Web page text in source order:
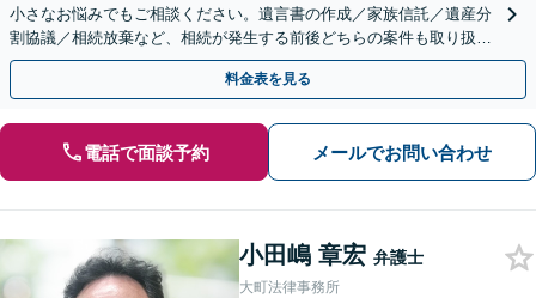
小さなお悩みでもご相談ください。遺言書の作成／家族信託／遺産分
割協議／相続放棄など、相続が発生する前後どちらの案件も取り扱っ
ています。【オンライン相談可】【クレカ・スマホ決済可】
料金表を見る
電話で面談予約 メールでお問い合わせ
小田嶋 章宏 弁護士
大町法律事務所